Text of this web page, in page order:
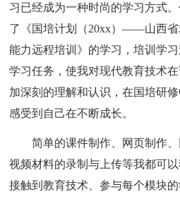
习已经成为一种时尚的学习方式
了《国培计划（20xx）——山西省
能力远程培训》的学习，培训学
学习任务，使我对现代教育技术
加深刻的理解和认识，在国培研
感受到自己在不断成长。
简单的课件制作、网页制作
视频材料的录制与上传等我都可
接触到教育技术、参与每个模块